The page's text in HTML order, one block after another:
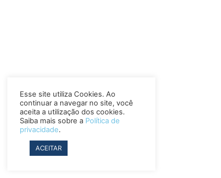
Esse site utiliza Cookies. Ao
continuar a navegar no site, você
aceita a utilização dos cookies.
Saiba mais sobre a Política de
privacidade.
ACEITAR